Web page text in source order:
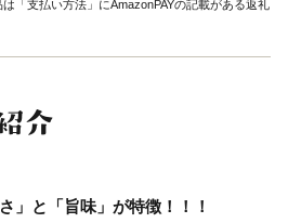
「支払い方法」にAmazonPAYの記載がある返礼
」と「旨味」が特徴！！！